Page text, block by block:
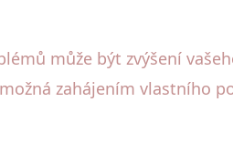
může být zvýšení
zahájením vlastního